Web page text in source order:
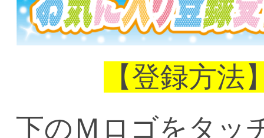
【登録方法
下のＭロゴをタッ